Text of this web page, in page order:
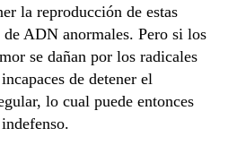
la reproducción de estas
ADN anormales. Pero si los
se dañan por los radicales
de detener el
lo cual puede entonces